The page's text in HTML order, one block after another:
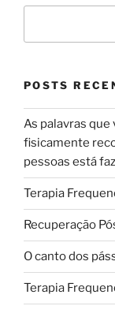
POSTS
As palavras que
fisicamente
pessoas está
Terapia
Recuperação
O canto dos
Terapia